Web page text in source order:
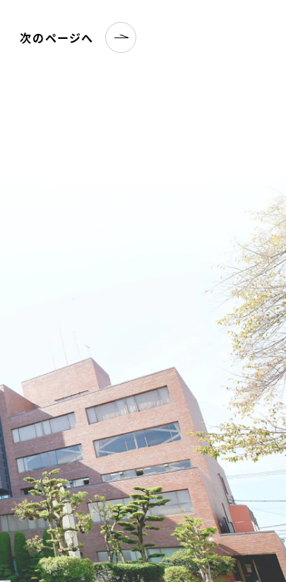
次のページへ